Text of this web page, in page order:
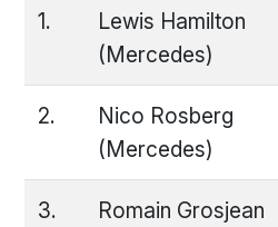
1.
Lewis Hamilton
(Mercedes)
2.
Nico Rosberg
(Mercedes)
3.
Romain Grosjean